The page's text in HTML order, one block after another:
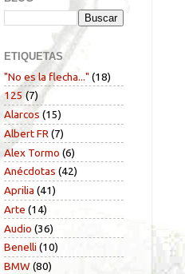
ETIQUETAS
"No es la flecha..." (18)
125 (7)
Alarcos (15)
Albert FR (7)
Alex Tormo (6)
Anécdotas (42)
Aprilia (41)
Arte (14)
Audio (36)
Benelli (10)
BMW (80)